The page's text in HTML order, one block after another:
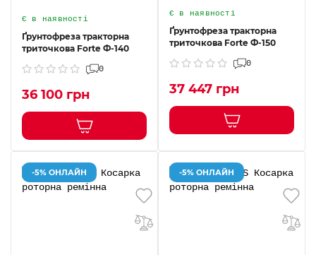
Є в наявності
Ґрунтофреза тракторна
триточкова Forte Ф-140
0
36 100 грн
Є в наявності
Ґрунтофреза тракторна
триточкова Forte Ф-150
0
37 447 грн
-5% ОНЛАЙН -5% ОНЛАЙН